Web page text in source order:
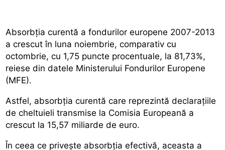
Absorbția curentă a fondurilor europene 2007-2013
a crescut în luna noiembrie, comparativ cu
octombrie, cu 1,75 puncte procentuale, la 81,73%,
reiese din datele Ministerului Fondurilor Europene
(MFE).
Astfel, absorbția curentă care reprezintă declarațiile
de cheltuieli transmise la Comisia Europeană a
crescut la 15,57 miliarde de euro.
În ceea ce privește absorbția efectivă, aceasta a